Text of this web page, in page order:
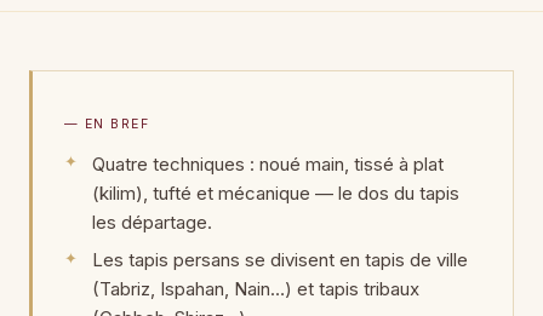
— EN BREF
Quatre techniques : noué main, tissé à plat
(kilim), tufté et mécanique — le dos du tapis
les départage.
Les tapis persans se divisent en tapis de ville
(Tabriz, Ispahan, Nain…) et tapis tribaux